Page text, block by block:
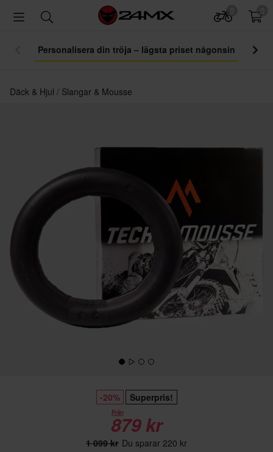
Personalisera din tröja – lägsta priset någonsin
Däck & Hjul Slangar & Mousse
-20% Superpris!
Från
879 kr
1 099 kr Du sparar 220 kr